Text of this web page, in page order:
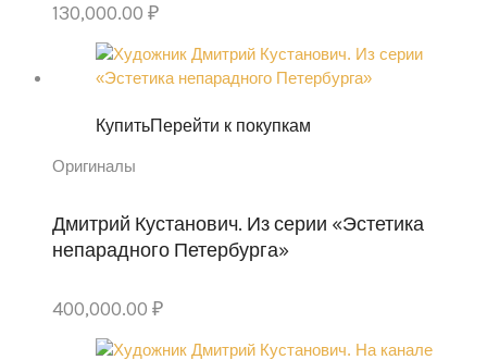
130,000.00 ₽
КупитьПерейти к покупкам
Оригиналы
Дмитрий Кустанович. Из серии «Эстетика
непарадного Петербурга»
400,000.00 ₽